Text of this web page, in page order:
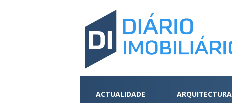
ACTUALIDADE ARQUITECTURA